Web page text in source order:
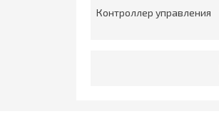
Контроллер управления